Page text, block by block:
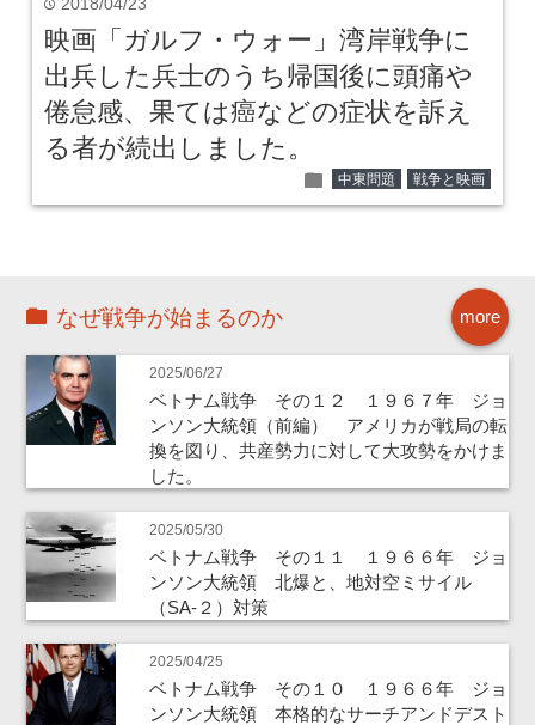
time 2018/04/23
映画「ガルフ・ウォー」湾岸戦争に
出兵した兵士のうち帰国後に頭痛や
倦怠感、果ては癌などの症状を訴え
る者が続出しました。
folder 中東問題 戦争と映画
more
なぜ戦争が始まるのか
2025/06/27
ベトナム戦争 その１２ １９６７年 ジョ
ンソン大統領（前編） アメリカが戦局の転
換を図り、共産勢力に対して大攻勢をかけま
した。
2025/05/30
ベトナム戦争 その１１ １９６６年 ジョ
ンソン大統領 北爆と、地対空ミサイル
（SA-２）対策
2025/04/25
ベトナム戦争 その１０ １９６６年 ジョ
ンソン大統領 本格的なサーチアンドデスト